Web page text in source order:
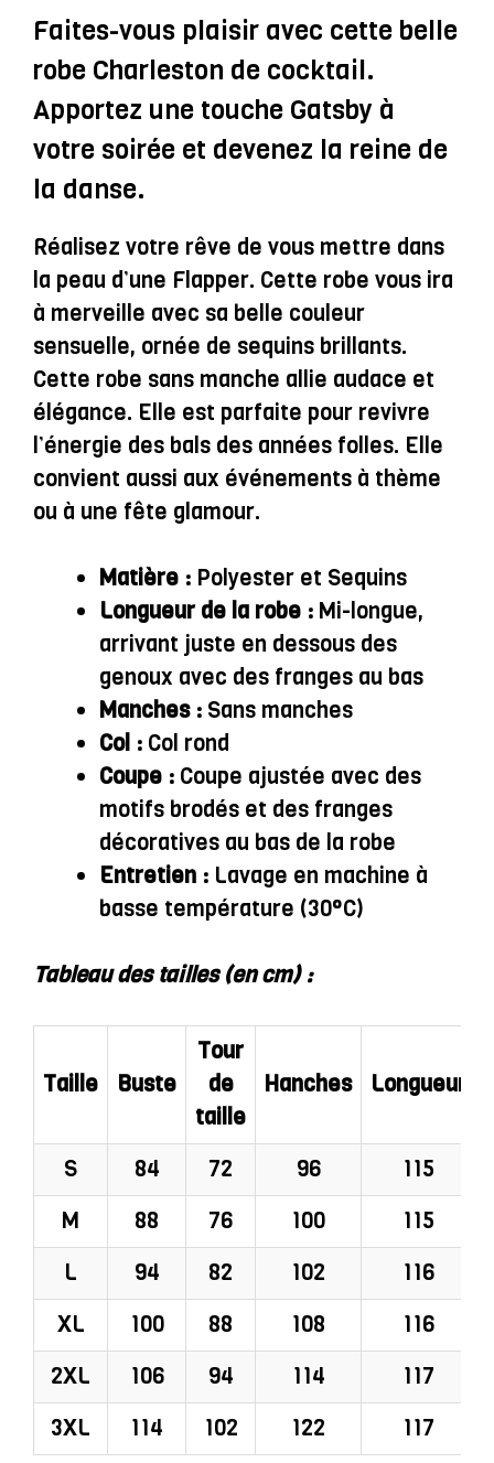
Noire
Sequins
Sans
Manches
Faites-vous plaisir avec cette belle
robe Charleston de cocktail.
Apportez une touche Gatsby à
votre soirée et devenez la reine de
la danse.
Réalisez votre rêve de vous mettre dans
la peau d’une Flapper. Cette robe vous ira
à merveille avec sa belle couleur
sensuelle, ornée de sequins brillants.
Cette robe sans manche allie audace et
élégance. Elle est parfaite pour revivre
l’énergie des bals des années folles. Elle
convient aussi aux événements à thème
ou à une fête glamour.
Matière : Polyester et Sequins
Longueur de la robe : Mi-longue,
arrivant juste en dessous des
genoux avec des franges au bas
Manches : Sans manches
Col : Col rond
Coupe : Coupe ajustée avec des
motifs brodés et des franges
décoratives au bas de la robe
Entretien : Lavage en machine à
basse température (30°C)
Tableau des tailles (en cm) :
Taille Buste
Tour
de
taille
Hanches Longueur
S 84 72 96
115
M
88 76 100
115
L
94 82 102
116
XL
100 88 108
116
2XL
106 94 114
117
3XL
114 102 122 117